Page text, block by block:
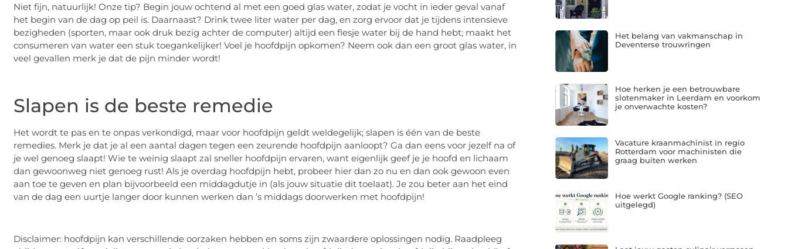
Niet fijn, natuurlijk! Onze tip? Begin jouw ochtend al met een goed glas water, zodat je vocht in ieder geval vanaf
het begin van de dag op peil is. Daarnaast? Drink twee liter water per dag, en zorg ervoor dat je tijdens intensieve
bezigheden (sporten, maar ook druk bezig achter de computer) altijd een flesje water bij de hand hebt; maakt het
consumeren van water een stuk toegankelijker! Voel je hoofdpijn opkomen? Neem ook dan een groot glas water, in
veel gevallen merk je dat de pijn minder wordt!
Slapen is de beste remedie
Het wordt te pas en te onpas verkondigd, maar voor hoofdpijn geldt weldegelijk; slapen is één van de beste
remedies. Merk je dat je al een aantal dagen tegen een zeurende hoofdpijn aanloopt? Ga dan eens voor jezelf na of
je wel genoeg slaapt! Wie te weinig slaapt zal sneller hoofdpijn ervaren, want eigenlijk geef je je hoofd en lichaam
dan gewoonweg niet genoeg rust! Als je overdag hoofdpijn hebt, probeer hier dan zo nu en dan ook gewoon even
aan toe te geven en plan bijvoorbeeld een middagdutje in (als jouw situatie dit toelaat). Je zou beter aan het eind
van de dag een uurtje langer door kunnen werken dan ’s middags doorwerken met hoofdpijn!
Disclaimer: hoofdpijn kan verschillende oorzaken hebben en soms zijn zwaardere oplossingen nodig. Raadpleeg
Het belang van vakmanschap in
Deventerse trouwringen
Hoe herken je een betrouwbare
slotenmaker in Leerdam en voorkom
je onverwachte kosten?
Vacature kraanmachinist in regio
Rotterdam voor machinisten die
graag buiten werken
Hoe werkt Google ranking? (SEO
uitgelegd)